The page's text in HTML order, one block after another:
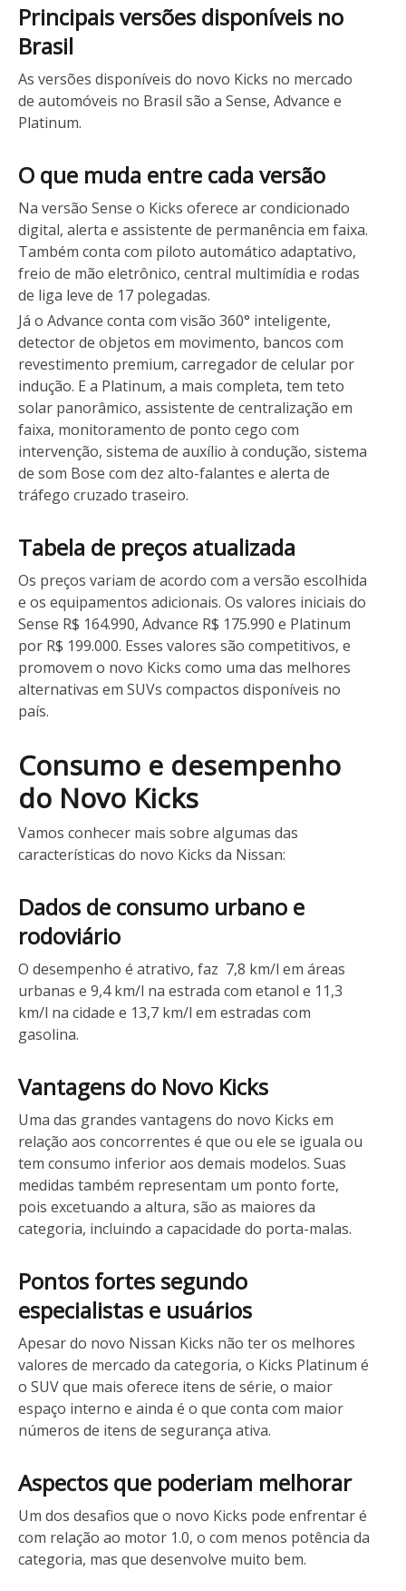
Principais versões disponíveis no
Brasil
As versões disponíveis do novo Kicks no mercado
de automóveis no Brasil são a Sense, Advance e
Platinum.
O que muda entre cada versão
Na versão Sense o Kicks oferece ar condicionado
digital, alerta e assistente de permanência em faixa.
Também conta com piloto automático adaptativo,
freio de mão eletrônico, central multimídia e rodas
de liga leve de 17 polegadas.
Já o Advance conta com visão 360° inteligente,
detector de objetos em movimento, bancos com
revestimento premium, carregador de celular por
indução. E a Platinum, a mais completa, tem teto
solar panorâmico, assistente de centralização em
faixa, monitoramento de ponto cego com
intervenção, sistema de auxílio à condução, sistema
de som Bose com dez alto-falantes e alerta de
tráfego cruzado traseiro.
Tabela de preços atualizada
Os preços variam de acordo com a versão escolhida
e os equipamentos adicionais. Os valores iniciais do
Sense R$ 164.990, Advance R$ 175.990 e Platinum
por R$ 199.000. Esses valores são competitivos, e
promovem o novo Kicks como uma das melhores
alternativas em SUVs compactos disponíveis no
país.
Consumo e desempenho
do Novo Kicks
Vamos conhecer mais sobre algumas das
características do novo Kicks da Nissan:
Dados de consumo urbano e
rodoviário
O desempenho é atrativo, faz 7,8 km/l em áreas
urbanas e 9,4 km/l na estrada com etanol e 11,3
km/l na cidade e 13,7 km/l em estradas com
gasolina.
Vantagens do Novo Kicks
Uma das grandes vantagens do novo Kicks em
relação aos concorrentes é que ou ele se iguala ou
tem consumo inferior aos demais modelos. Suas
medidas também representam um ponto forte,
pois excetuando a altura, são as maiores da
categoria, incluindo a capacidade do porta-malas.
Pontos fortes segundo
especialistas e usuários
Apesar do novo Nissan Kicks não ter os melhores
valores de mercado da categoria, o Kicks Platinum é
o SUV que mais oferece itens de série, o maior
espaço interno e ainda é o que conta com maior
números de itens de segurança ativa.
Aspectos que poderiam melhorar
Um dos desafios que o novo Kicks pode enfrentar é
com relação ao motor 1.0, o com menos potência da
categoria, mas que desenvolve muito bem.